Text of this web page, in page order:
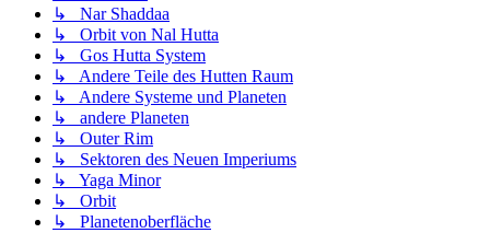
↳ Nar Shaddaa
↳ Orbit von Nal Hutta
↳ Gos Hutta System
↳ Andere Teile des Hutten Raum
↳ Andere Systeme und Planeten
↳ andere Planeten
↳ Outer Rim
↳ Sektoren des Neuen Imperiums
↳ Yaga Minor
↳ Orbit
↳ Planetenoberfläche